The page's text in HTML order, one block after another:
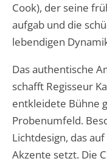
Cook), der seine
aufgab und die
lebendigen
Das authentische
schafft Regisseur
entkleidete Bühne
Probenumfeld.
Lichtdesign, das
Akzente setzt. Die